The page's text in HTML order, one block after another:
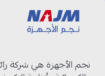
توزيع الهواء:
الاستخدام:
نجم الأجهزة هي شركة